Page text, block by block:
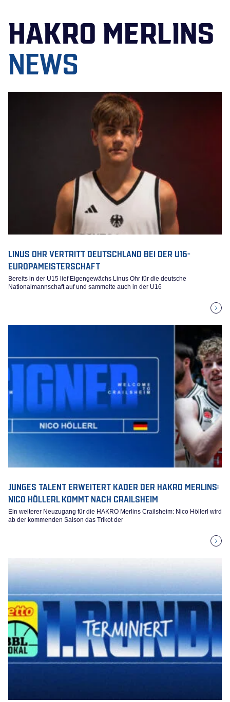
HAKRO MERLINS
NEWS
LINUS OHR VERTRITT DEUTSCHLAND BEI DER U16-
EUROPAMEISTERSCHAFT
Bereits in der U15 lief Eigengewächs Linus Ohr für die deutsche
Nationalmannschaft auf und sammelte auch in der U16
JUNGES TALENT ERWEITERT KADER DER HAKRO MERLINS:
NICO HÖLLERL KOMMT NACH CRAILSHEIM
Ein weiterer Neuzugang für die HAKRO Merlins Crailsheim: Nico Höllerl wird
ab der kommenden Saison das Trikot der